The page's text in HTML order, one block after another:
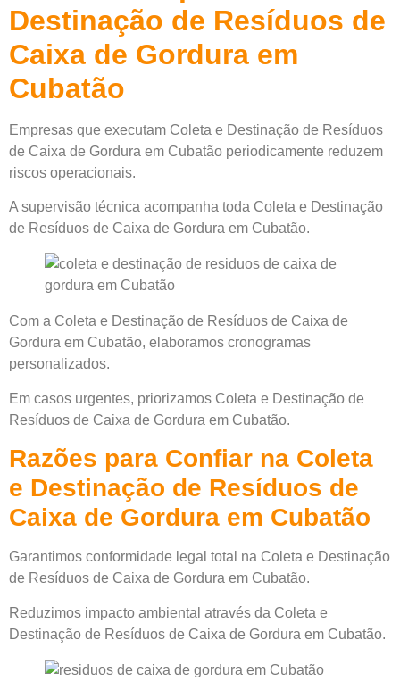
Destinação de Resíduos de
Caixa de Gordura em
Cubatão
Empresas que executam Coleta e Destinação de Resíduos
de Caixa de Gordura em Cubatão periodicamente reduzem
riscos operacionais.
A supervisão técnica acompanha toda Coleta e Destinação
de Resíduos de Caixa de Gordura em Cubatão.
Com a Coleta e Destinação de Resíduos de Caixa de
Gordura em Cubatão, elaboramos cronogramas
personalizados.
Em casos urgentes, priorizamos Coleta e Destinação de
Resíduos de Caixa de Gordura em Cubatão.
Razões para Confiar na Coleta
e Destinação de Resíduos de
Caixa de Gordura em Cubatão
Garantimos conformidade legal total na Coleta e Destinação
de Resíduos de Caixa de Gordura em Cubatão.
Reduzimos impacto ambiental através da Coleta e
Destinação de Resíduos de Caixa de Gordura em Cubatão.